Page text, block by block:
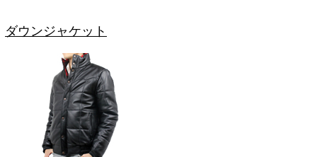
ダウンジャケット